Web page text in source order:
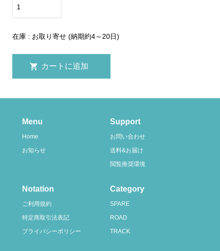
在庫 : お取り寄せ (納期約4～20日)
Menu
Home
お知らせ
Support
お問い合わせ
送料&お届け
閲覧推奨環境
Notation
ご利用規約
特定商取引法表記
プライバシーポリシー
Category
SPARE
ROAD
TRACK